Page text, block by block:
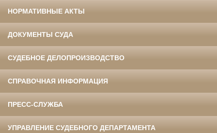
НОРМАТИВНЫЕ АКТЫ
ДОКУМЕНТЫ СУДА
СУДЕБНОЕ ДЕЛОПРОИЗВОДСТВО
СПРАВОЧНАЯ ИНФОРМАЦИЯ
ПРЕСС-СЛУЖБА
УПРАВЛЕНИЕ СУДЕБНОГО ДЕПАРТАМЕНТА